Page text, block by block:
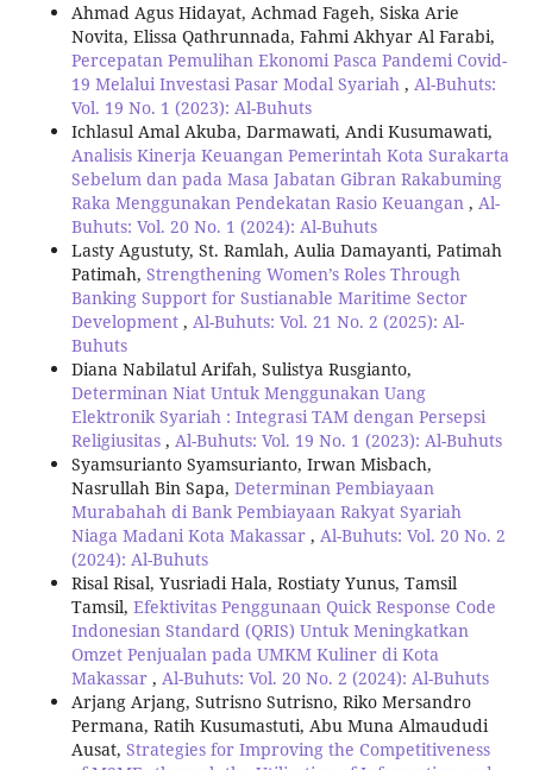
Ahmad Agus Hidayat, Achmad Fageh, Siska Arie
Novita, Elissa Qathrunnada, Fahmi Akhyar Al Farabi,
Percepatan Pemulihan Ekonomi Pasca Pandemi Covid-
19 Melalui Investasi Pasar Modal Syariah , Al-Buhuts:
Vol. 19 No. 1 (2023): Al-Buhuts
Ichlasul Amal Akuba, Darmawati, Andi Kusumawati,
Analisis Kinerja Keuangan Pemerintah Kota Surakarta
Sebelum dan pada Masa Jabatan Gibran Rakabuming
Raka Menggunakan Pendekatan Rasio Keuangan , Al-
Buhuts: Vol. 20 No. 1 (2024): Al-Buhuts
Lasty Agustuty, St. Ramlah, Aulia Damayanti, Patimah
Patimah, Strengthening Women’s Roles Through
Banking Support for Sustianable Maritime Sector
Development , Al-Buhuts: Vol. 21 No. 2 (2025): Al-
Buhuts
Diana Nabilatul Arifah, Sulistya Rusgianto,
Determinan Niat Untuk Menggunakan Uang
Elektronik Syariah : Integrasi TAM dengan Persepsi
Religiusitas , Al-Buhuts: Vol. 19 No. 1 (2023): Al-Buhuts
Syamsurianto Syamsurianto, Irwan Misbach,
Nasrullah Bin Sapa, Determinan Pembiayaan
Murabahah di Bank Pembiayaan Rakyat Syariah
Niaga Madani Kota Makassar , Al-Buhuts: Vol. 20 No. 2
(2024): Al-Buhuts
Risal Risal, Yusriadi Hala, Rostiaty Yunus, Tamsil
Tamsil, Efektivitas Penggunaan Quick Response Code
Indonesian Standard (QRIS) Untuk Meningkatkan
Omzet Penjualan pada UMKM Kuliner di Kota
Makassar , Al-Buhuts: Vol. 20 No. 2 (2024): Al-Buhuts
Arjang Arjang, Sutrisno Sutrisno, Riko Mersandro
Permana, Ratih Kusumastuti, Abu Muna Almaududi
Ausat, Strategies for Improving the Competitiveness